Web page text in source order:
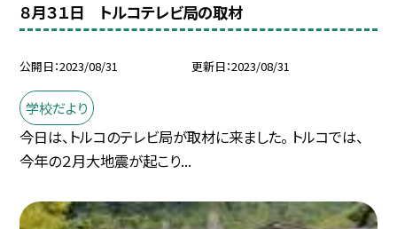
８月３１日 トルコテレビ局の取材
公開日 2023/08/31 更新日 2023/08/31
学校だより
今日は、トルコのテレビ局が取材に来ました。 トルコでは、
今年の２月大地震が起こり...